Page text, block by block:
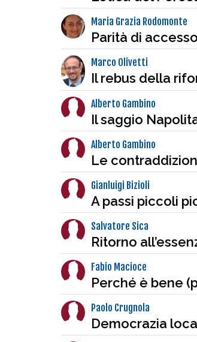
Maria Grazia Rodomonte
Parità di
Marco Olivetti
Il rebus della
Alberto Gambino
Il saggio
Alberto Gambino
Le
Gianluigi Bizioli
A passi piccoli
Salvatore Sica
Ritorno
Fabio Macioce
Perché è bene
Paolo Crugnola
Democrazia